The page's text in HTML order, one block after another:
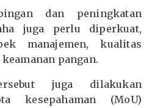
dan peningkatan
juga perlu diperkuat,
manajemen, kualitas
pangan.
juga dilakukan
kesepahaman (MoU)